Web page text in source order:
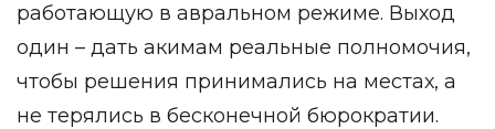
работающую в авральном режиме. Выход
один – дать акимам реальные полномочия,
чтобы решения принимались на местах, а
не терялись в бесконечной бюрократии.